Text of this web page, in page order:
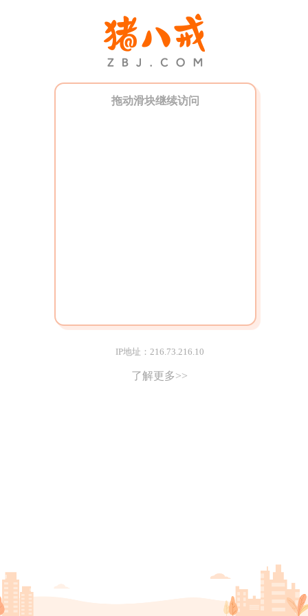
拖动滑块继续访问
IP地址：216.73.216.10
了解更多>>